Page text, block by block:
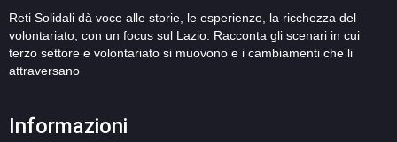
Reti Solidali dà voce alle storie, le esperienze, la ricchezza del
volontariato, con un focus sul Lazio. Racconta gli scenari in cui
terzo settore e volontariato si muovono e i cambiamenti che li
attraversano
Informazioni